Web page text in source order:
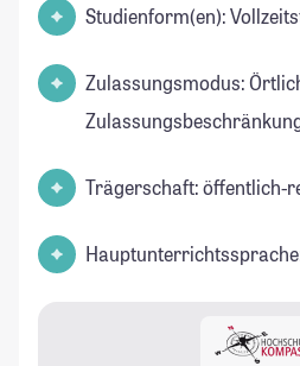
Studienform(en):
Zulassungsmodus:
Trägerschaft: öffentlich-